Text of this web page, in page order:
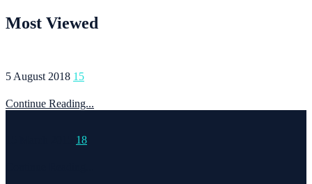
Most Viewed
5 August 2018 15
Continue Reading...
18